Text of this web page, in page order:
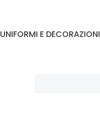
UNIFORMI E DECORAZIONI